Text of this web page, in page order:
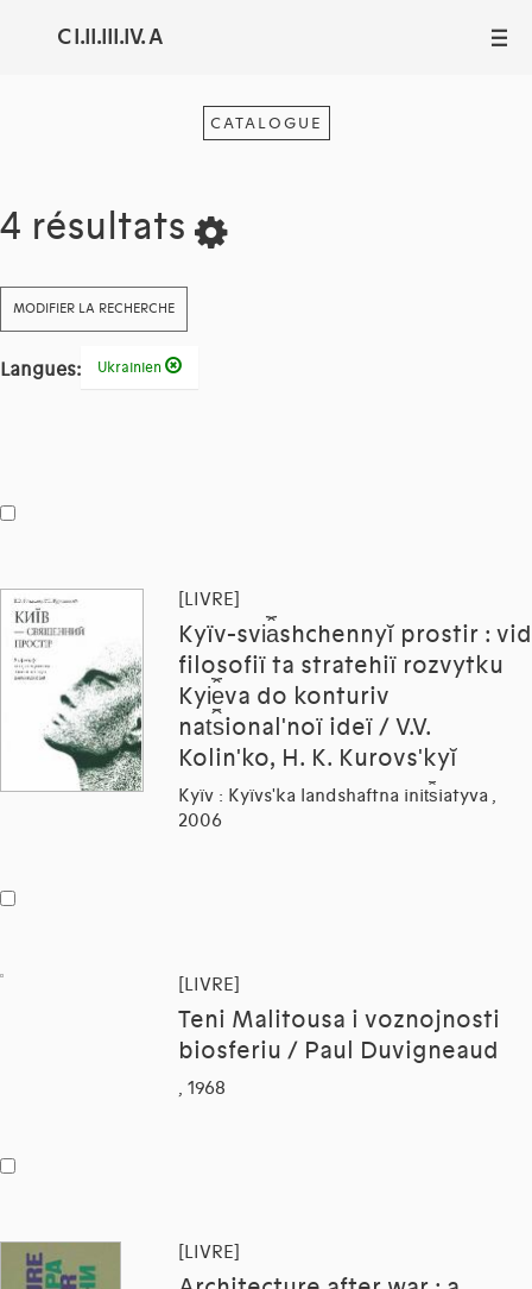
C I.II.III.IV. A III
CATALOGUE
4 résultats
MODIFIER LA RECHERCHE
Langues: Ukrainien
[LIVRE]
Kyïv-svi︠a︡shchennyĭ prostir : vid
filosofiï ta stratehiï rozvytku
Kyi︠e︡va do konturiv
nat︠s︡ionalʹnoï ideï / V.V.
Kolinʹko, H. K. Kurovsʹkyĭ
Kyïv : Kyïvsʹka landshaftna init︠s︡iatyva ,
2006
[LIVRE]
Teni Malitousa i voznojnosti
biosferiu / Paul Duvigneaud
, 1968
[LIVRE]